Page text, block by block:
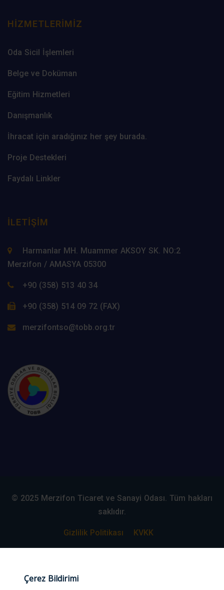
HIZMETLERIMIZ
Oda Sicil İşlemleri
Belge ve Doküman
Eğitim Hizmetleri
Danışmanlık
İhracat için aradığınız her şey burada.
Proje Destekleri
Faydalı Linkler
İLETIŞIM
Harmanlar MH. Muammer AKSOY SK. NO:2
Merzifon / AMASYA 05300
+90 (358) 513 40 34
+90 (358) 514 09 72 (FAX)
merzifontso@tobb.org.tr
© 2025 Merzifon Ticaret ve Sanayi Odası. Tüm hakları
saklıdır.
Gizlilik Politikası KVKK
Çerez Bildirimi